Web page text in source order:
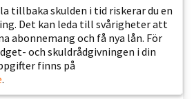
tillbaka skulden i tid riskerar du en
Det kan leda till svårigheter att
abonnemang och få nya lån. För
och skuldrådgivningen i din
finns på
.